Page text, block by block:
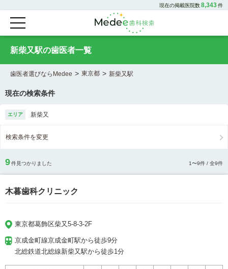
現在の掲載医院数8,343件
新柴又駅の歯医者一覧
歯医者選びならMedee > 東京都 > 新柴又駅
現在の検索条件
エリア 新柴又
検索条件を変更
9件見つかりました 1〜9件 / 全9件
木暮歯科クリニック
東京都葛飾区柴又5-8-3-2F
京成金町線京成金町駅から徒歩9分
北総鉄道北総線新柴又駅から徒歩1分